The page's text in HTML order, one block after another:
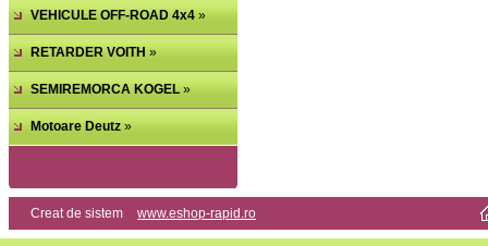
VEHICULE OFF-ROAD 4x4 »
RETARDER VOITH »
SEMIREMORCA KOGEL »
Motoare Deutz »
Creat de sistem www.eshop-rapid.ro